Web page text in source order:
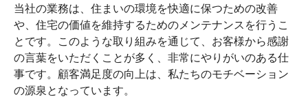
当社の業務は、住まいの環境を快適に保つための改善
や、住宅の価値を維持するためのメンテナンスを行うこ
とです。このような取り組みを通じて、お客様から感謝
の言葉をいただくことが多く、非常にやりがいのある仕
事です。顧客満足度の向上は、私たちのモチベーション
の源泉となっています。